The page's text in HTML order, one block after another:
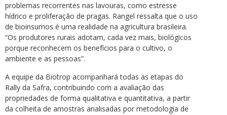
problemas recorrentes nas lavouras, como estresse
hídrico e proliferação de pragas. Rangel ressalta que o uso
de bioinsumos é uma realidade na agricultura brasileira.
“Os produtores rurais adotam, cada vez mais, biológicos
porque reconhecem os benefícios para o cultivo, o
ambiente e as pessoas”.
A equipe da Biotrop acompanhará todas as etapas do
Rally da Safra, contribuindo com a avaliação das
propriedades de forma qualitativa e quantitativa, a partir
da colheita de amostras analisadas por metodologia de